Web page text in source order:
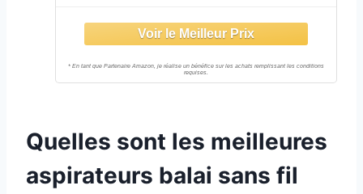
Ultra Leger 2,3kg, Position Parking,
Brosse Spécial Poils Animaux +
Escaliers
Quelles sont les meilleures
aspirateurs balai sans fil